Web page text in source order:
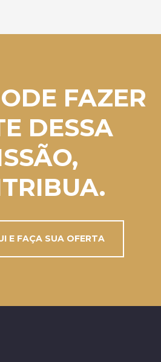
FAZER
DESSA
E FAÇA SUA OFERTA